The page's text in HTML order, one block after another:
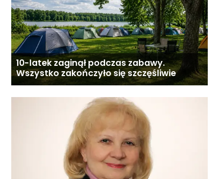
10-latek zaginął podczas zabawy.
Wszystko zakończyło się szczęśliwie